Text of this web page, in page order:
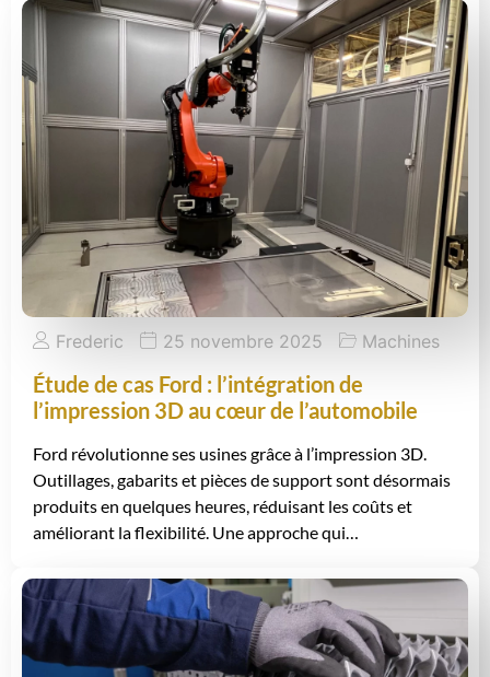
Frederic 25 novembre 2025 Machines
Étude de cas Ford : l’intégration de
l’impression 3D au cœur de l’automobile
Ford révolutionne ses usines grâce à l’impression 3D.
Outillages, gabarits et pièces de support sont désormais
produits en quelques heures, réduisant les coûts et
améliorant la flexibilité. Une approche qui…